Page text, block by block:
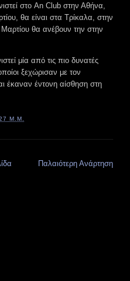
στο An Club στην Αθήνα,
θα είναι στα Τρίκαλα, στην
θα ανέβουν την στην
μία από τις πιο δυνατές
ξεχώρισαν με τον
έκαναν έντονη αίσθηση στη
Μ.Μ.
Παλαιότερη Ανάρτηση